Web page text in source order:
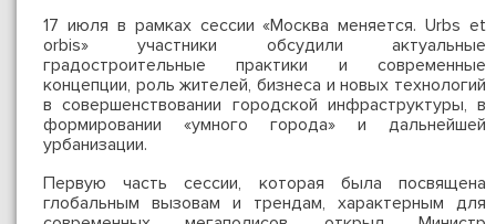
17 июля в рамках сессии «Москва меняется. Urbs et
orbis» участники обсудили актуальные
градостроительные практики и современные
концепции, роль жителей, бизнеса и новых технологий
в совершенствовании городской инфраструктуры, в
формировании «умного города» и дальнейшей
урбанизации.
Первую часть сессии, которая была посвящена
глобальным вызовам и трендам, характерным для